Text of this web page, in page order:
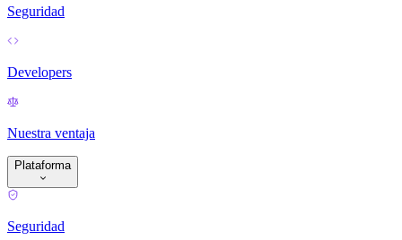
Seguridad
Developers
Nuestra ventaja
Plataforma
Seguridad